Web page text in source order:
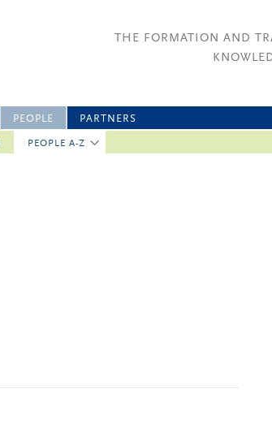
THE FORMATION AND
PEOPLE
PEOPLE A-Z
PARTNERS